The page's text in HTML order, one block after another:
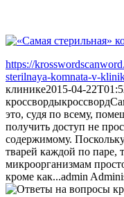
https://
sterilnaya-komnata-v-
клинике2015-04-
кроссвордыкроссворд
это, судя по всему,
получить доступ не
содержимому.
тварей каждой по паре,
микроорганизмам
кроме как...admin